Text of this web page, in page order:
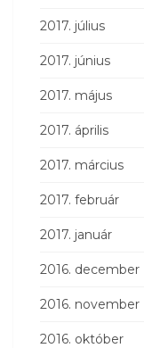
2017. július
2017. június
2017. május
2017. április
2017. március
2017. február
2017. január
2016. december
2016. november
2016. október